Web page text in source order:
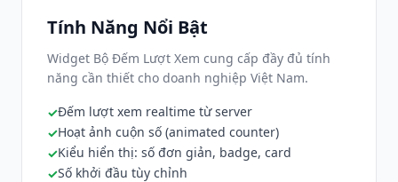
Tính Năng Nổi Bật
Widget Bộ Đếm Lượt Xem cung cấp đầy đủ tính
năng cần thiết cho doanh nghiệp Việt Nam.
Đếm lượt xem realtime từ server
Hoạt ảnh cuộn số (animated counter)
Kiểu hiển thị: số đơn giản, badge, card
Số khởi đầu tùy chỉnh